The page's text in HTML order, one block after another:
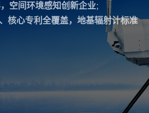
空间环境感知创新企业;
核心专利全覆盖，地基辐射计标准